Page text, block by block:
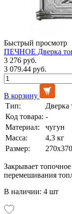
Быстрый просмотр
ПЕЧНОЕ Дверка
3 276 руб.
3 079.44 руб.
В корзину
Тип:
Дверка
Код товара: -
Материал:
чугун
Масса:
4,3 кг
Размер:
Закрывает топочное
перемешивания
В наличии: 4 шт